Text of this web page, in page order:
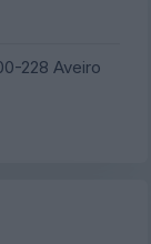
228 Aveiro